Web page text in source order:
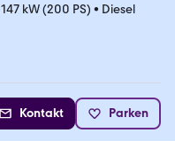
147 kW (200 PS) • Diesel
Kontakt Parken